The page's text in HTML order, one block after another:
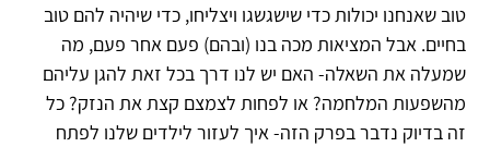
טוב שאנחנו יכולות כדי שישגשגו ויצליחו, כדי שיהיה להם טוב
בחיים. אבל המציאות מכה בנו (ובהם) פעם אחר פעם, מה
שמעלה את השאלה- האם יש לנו דרך בכל זאת להגן עליהם
מהשפעות המלחמה? או לפחות לצמצם קצת את הנזק? כל
זה בדיוק נדבר בפרק הזה- איך לעזור לילדים שלנו לפתח